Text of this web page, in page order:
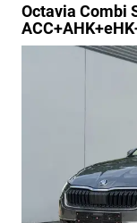
Octavia Combi